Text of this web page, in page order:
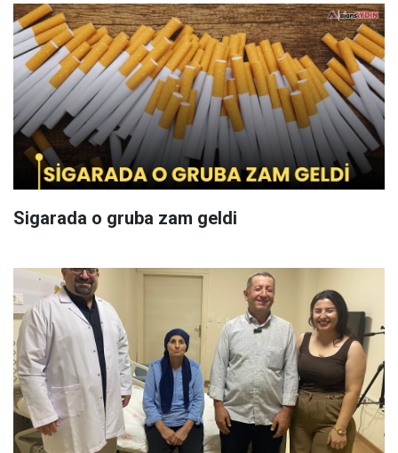
Sigarada o gruba zam geldi